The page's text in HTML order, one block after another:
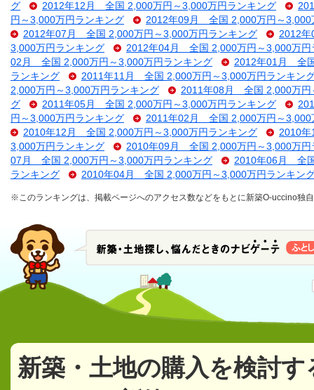
グ
2012年12月 全国 2,000万円～3,000万円ランキング
円～3,000万円ランキング
2012年09月 全国 2,000万円～3,000
2012年07月 全国 2,000万円～3,000万円ランキング
2012
3,000万円ランキング
2012年04月 全国 2,000万円～3,000万円
02月 全国 2,000万円～3,000万円ランキング
2012年01月 全
ランキング
2011年11月 全国 2,000万円～3,000万円ランキン
2,000万円～3,000万円ランキング
2011年08月 全国 2,000万円
グ
2011年05月 全国 2,000万円～3,000万円ランキング
円～3,000万円ランキング
2011年02月 全国 2,000万円～3,000
2010年12月 全国 2,000万円～3,000万円ランキング
2010
3,000万円ランキング
2010年09月 全国 2,000万円～3,000万円
07月 全国 2,000万円～3,000万円ランキング
2010年06月 全
ランキング
2010年04月 全国 2,000万円～3,000万円ランキン
※このランキングは、掲載ページへのアクセス数などをもとに新築O-uccino独
新築・土地の購入を検討